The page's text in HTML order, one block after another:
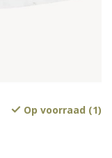
Op voorraad (1)